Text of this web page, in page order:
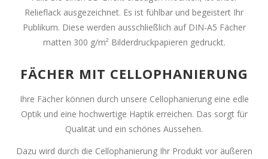
Relieflack ausgezeichnet. Es ist fühlbar und begeistert Ihr
Publikum. Diese werden ausschließlich auf DIN-A5 Fächer
matten 300 g/m² Bilderdruckpapieren gedruckt.
FÄCHER MIT CELLOPHANIERUNG
Ihre Fächer können durch unsere Cellophanierung eine edle
Optik und eine hochwertige Haptik erreichen. Das sorgt für
Qualität und ein schönes Aussehen.
Dazu wird durch die Cellophanierung Ihr Produkt vor äußeren